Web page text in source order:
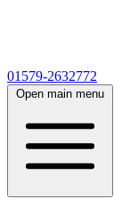
01579-2632772
Open main menu